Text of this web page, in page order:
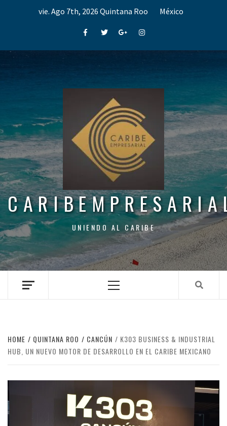
vie. Ago 7th, 2026 Quintana Roo México
FacebookTwitterGoogle+Instagram
UNIENDO AL CARIBE
Menu
HOME QUINTANA ROO CANCÚN
K303 BUSINESS & INDUSTRIAL
HUB, UN NUEVO MOTOR DE DESARROLLO EN EL CARIBE MEXICANO